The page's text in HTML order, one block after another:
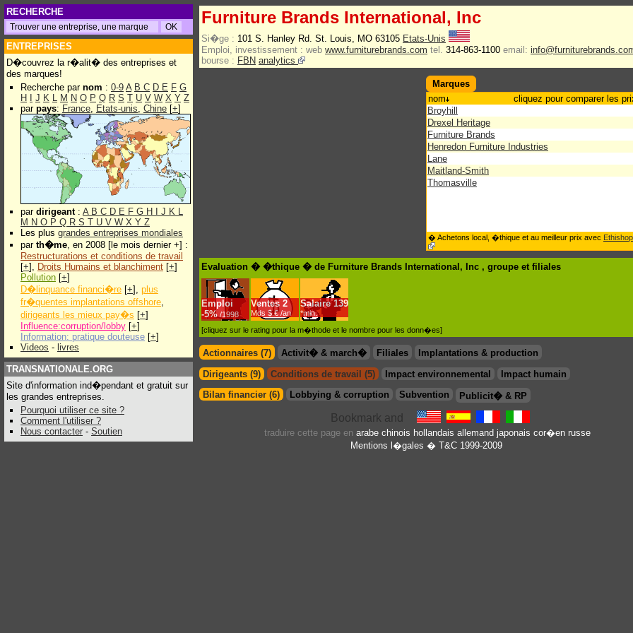
RECHERCHE
ENTREPRISES
D�couvrez la r�alit� des entreprises et
des marques!
Recherche par nom : 0-9 A B C D E F G
H
J K L M N O P Q R S T U V W X Y Z
par pays: France, Etats-unis, Chine [+]
par dirigeant: A B C D E F G H J K L
M N O P Q R S T U V W X Y Z
Les plus grandes entreprises mondiales
par th�me, en 2008 [le mois dernier +] :
Restructurations et conditions de travail
[+], Droits Humains et blanchiment [+]
Pollution [+]
D�linquance financi�re [+], plus
fr�quentes implantations offshore,
dirigeants les mieux pay�s [+]
Influence:corruption/lobby [+]
Information: pratique douteuse [+]
Videos - livres
TRANSNATIONALE.ORG
Site d'information ind�pendant et gratuit sur
les grandes entreprises.
Pourquoi utiliser ce site ?
Comment l'utiliser ?
Nous contacter - Soutien
Furniture Brands International, Inc
Si�ge : 101 S. Hanley Rd. St. Louis, MO 63105 Etats-Unis
Emploi, investissement : web www.furniturebrands.com tel. 314-863-1100 email:
bourse : FBN analytics
Marques
nom
cliquez pour comparer les
Broyhill
Drexel Heritage
Furniture Brands
Henredon Furniture Industries
Lane
Maitland-Smith
Thomasville
� Achetons local, �thique et au meilleur prix avec Ethishop
Evaluation � �thique � de Furniture Brands International, Inc , groupe et filiales
Emploi
-5% /1998
Ventes 2
Mds $.€ /an
Salaire 139
*min.
[cliquez sur le rating pour la m�thode et le nombre pour les donn�es]
Actionnaires (7) Activit� & march� Filiales
Implantations & production
Dirigeants (9)
Conditions de travail (5) Impact environnemental
Impact humain
Bilan financier (6)
Lobbying & corruption Subvention Publicit� & RP
traduire cette page en arabe chinois hollandais allemand japonais cor�en russe
Mentions l�gales � T&C 1999-2009